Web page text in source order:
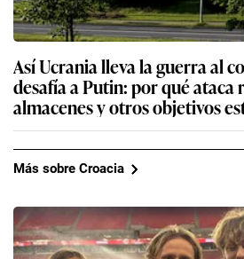
Así Ucrania lleva la guerra al
desafía a Putin: por qué ataca
almacenes y otros objetivos
Más sobre Croacia